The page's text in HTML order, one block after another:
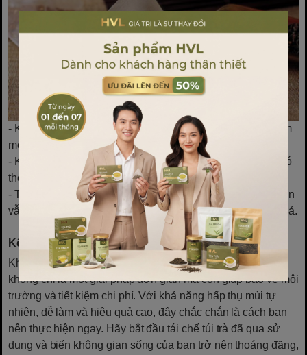
- Không dùng túi trà bị ẩm mốc: Nếu túi lọc có biểu hiện ẩm
mốc kèm mùi khó chịu, cần bỏ nó ngay lập tức.
- Không sử dụng ở nơi ẩm ướt lâu ngày: Môi trường ẩm có
thể khiến túi lọc bị ẩm mốc nhanh chóng hơn bao giờ hết.
- Thay túi lọc thường xuyên: Mặc dù có thể tái sử dụng, bạn
vẫn nên thay mới túi lọc định kỳ 1-2 tuần để duy trì hiệu quả.
Kết Luận
Khử mùi hôi trong nhà bằng trà túi lọc đã qua sử dụng
không chỉ là một giải pháp đơn giản mà còn giúp bảo vệ môi
trường và tiết kiệm chi phí. Với khả năng hấp thụ mùi tự
nhiên, dễ làm và hiệu quả cao, đây chắc chắn là cách bạn
nên thực hiện ngay. Hãy bắt đầu tái chế túi trà đã qua sử
dụng và biến không gian sống của bạn trở nên thoáng đãng,